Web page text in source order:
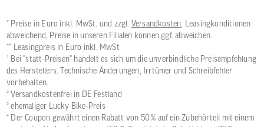
* Preise in Euro inkl. MwSt. und zzgl. Versandkosten , Leasingkonditionen
abweichend, Preise in unseren Filialen können ggf. abweichen.
** Leasingpreis in Euro inkl. MwSt
¹ Bei "statt-Preisen" handelt es sich um die unverbindliche Preisempfehlung
des Herstellers. Technische Änderungen, Irrtümer und Schreibfehler
vorbehalten.
² Versandkostenfrei in DE Festland
³ ehemaliger Lucky Bike-Preis
⁴ Der Coupon gewährt einen Rabatt von 50 % auf ein Zubehörteil mit einem